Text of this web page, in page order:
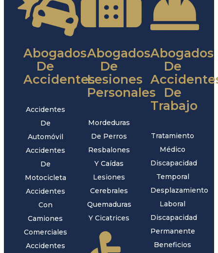
Abogados
De
Accidentes
Accidentes
De
Automóvil
Accidentes
De
Motocicleta
Accidentes
Con
Camiones
Comerciales
Accidentes
Abogados
De
Lesiones
Personales
Mordeduras
De Perros
Resbalones
Y Caídas
Lesiones
Cerebrales
Quemaduras
Y Cicatrices
Abogados
De
De
Trabajo
Tratamiento
Médico
Discapacidad
Temporal
Desplazamiento
Laboral
Discapacidad
Permanente
Beneficios